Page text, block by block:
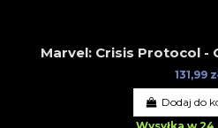
Marvel: Crisis Protocol -
131,99
Dodaj do